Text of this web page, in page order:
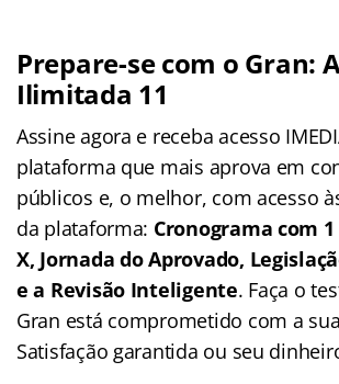
Prepare-se com o Gran:
Ilimitada 11
Assine agora e receba acesso
plataforma que mais aprova em
públicos e, o melhor, com acesso
da plataforma: Cronograma com
X, Jornada do Aprovado,
e a Revisão Inteligente. Faça o
Gran está comprometido com a
Satisfação garantida ou seu